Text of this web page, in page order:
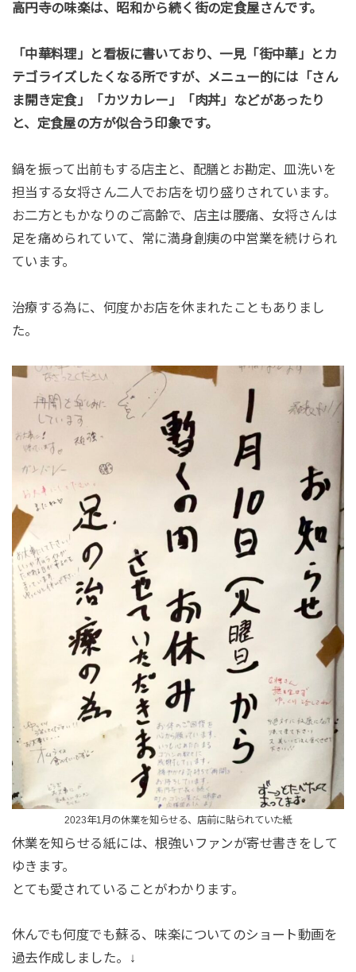
高円寺の味楽は、昭和から続く街の定食屋さんです。
「中華料理」と看板に書いており、一見「街中華」とカ
テゴライズしたくなる所ですが、メニュー的には「さん
ま開き定食」「カツカレー」「肉丼」などがあったり
と、定食屋の方が似合う印象です。
鍋を振って出前もする店主と、配膳とお勘定、皿洗いを
担当する女将さん二人でお店を切り盛りされています。
お二方ともかなりのご高齢で、店主は腰痛、女将さんは
足を痛められていて、常に満身創痍の中営業を続けられ
ています。
治療する為に、何度かお店を休まれたこともありまし
た。
2023年1月の休業を知らせる、店前に貼られていた紙
休業を知らせる紙には、根強いファンが寄せ書きをして
ゆきます。
とても愛されていることがわかります。
休んでも何度でも蘇る、味楽についてのショート動画を
過去作成しました。↓